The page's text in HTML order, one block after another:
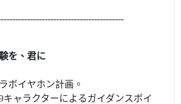
を、君に
ボイヤホン計画。
ャラクターによるガイダンスボイ